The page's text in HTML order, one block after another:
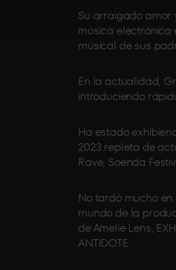
Su arraigado amor
música
musical de sus
En la actualidad,
introduciendo
Ha estado
2023 repleta de
Rave, Soenda
No tardó mucho
mundo de la
de Amelie Lens,
ANTIDOTE.